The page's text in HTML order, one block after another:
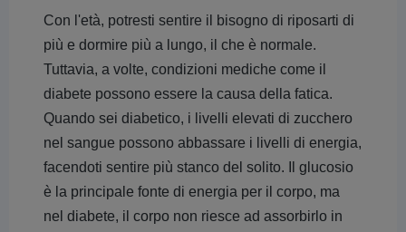
Con l'età, potresti sentire il bisogno di riposarti di
più e dormire più a lungo, il che è normale.
Tuttavia, a volte, condizioni mediche come il
diabete possono essere la causa della fatica.
Quando sei diabetico, i livelli elevati di zucchero
nel sangue possono abbassare i livelli di energia,
facendoti sentire più stanco del solito. Il glucosio
è la principale fonte di energia per il corpo, ma
nel diabete, il corpo non riesce ad assorbirlo in